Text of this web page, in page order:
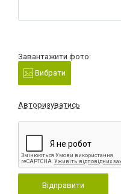
Завантажити фото:
Вибрати
Авторизуватись
Відправити